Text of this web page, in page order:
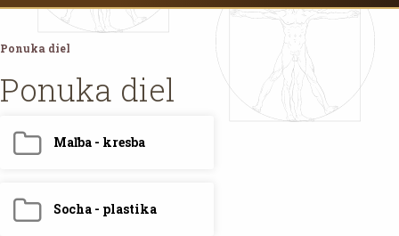
Ponuka diel
Ponuka diel
Maľba - kresba
Socha - plastika